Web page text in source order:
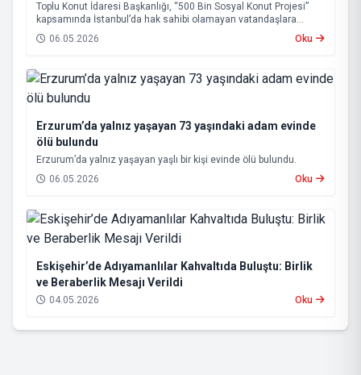
Toplu Konut İdaresi Başkanlığı, “500 Bin Sosyal Konut Projesi”
kapsamında İstanbul’da hak sahibi olamayan vatandaşlara
başvuru bedellerinin iadesine başlandığını açıkladı.
06.05.2026 Oku
Erzurum’da yalnız yaşayan 73 yaşındaki adam evinde
ölü bulundu
Erzurum’da yalnız yaşayan yaşlı bir kişi evinde ölü bulundu.
06.05.2026
Oku
Eskişehir’de Adıyamanlılar Kahvaltıda Buluştu: Birlik
ve Beraberlik Mesajı Verildi
04.05.2026 Oku